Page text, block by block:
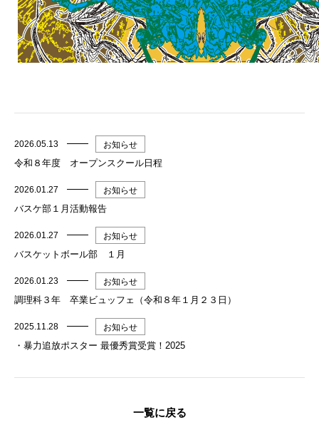
2026.05.13 お知らせ
令和８年度 オープンスクール日程
2026.01.27 お知らせ
バスケ部１月活動報告
2026.01.27 お知らせ
バスケットボール部 １月
2026.01.23 お知らせ
調理科３年 卒業ビュッフェ（令和８年１月２３日）
2025.11.28 お知らせ
・暴力追放ポスター 最優秀賞受賞！2025
一覧に戻る